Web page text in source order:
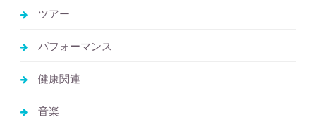
ツアー
パフォーマンス
健康関連
音楽